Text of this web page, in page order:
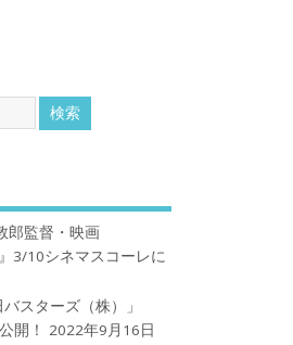
郎監督・映画
』3/10シネマスコーレに
スターズ（株）」
開！
2022年9月16日